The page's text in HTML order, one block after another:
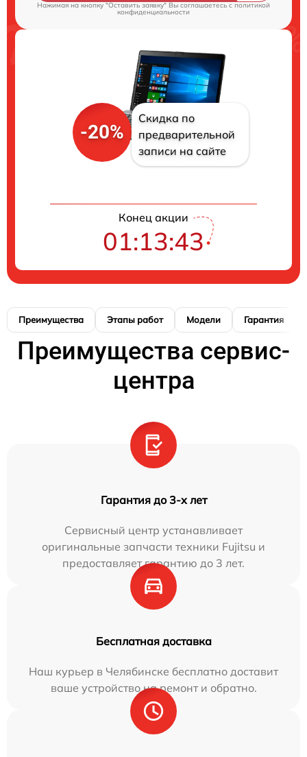
Нажимая на кнопку "Оставить заявку" Вы соглашаетесь cполитикой
конфиденциальности
-20%
Скидка по
предварительной
записи на сайте
Конец акции
01:13:42
Преимущества Этапы работ Модели Гарантия
Преимущества сервис-
центра
Гарантия до 3-х лет
Сервисный центр устанавливает
оригинальные запчасти техники Fujitsu и
предоставляет гарантию до 3 лет.
Бесплатная доставка
Наш курьер в Челябинске бесплатно доставит
ваше устройство на ремонт и обратно.